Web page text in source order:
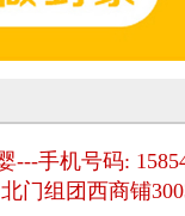
---手机号码:
门组团西商铺